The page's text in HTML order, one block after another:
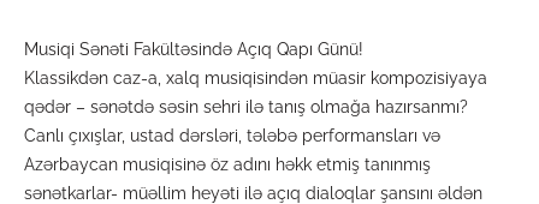
Universitet həyatı
ADMIU Sİ
eMağaza
Musiqi Sənəti Fakültəsində Açıq Qapı Günü!
Klassikdən caz-a, xalq musiqisindən müasir kompozisiyaya
qədər – sənətdə səsin sehri ilə tanış olmağa hazırsanmı?
Canlı çıxışlar, ustad dərsləri, tələbə performansları və
Azərbaycan musiqisinə öz adını həkk etmiş tanınmış
sənətkarlar- müəllim heyəti ilə açıq dialoqlar şansını əldən